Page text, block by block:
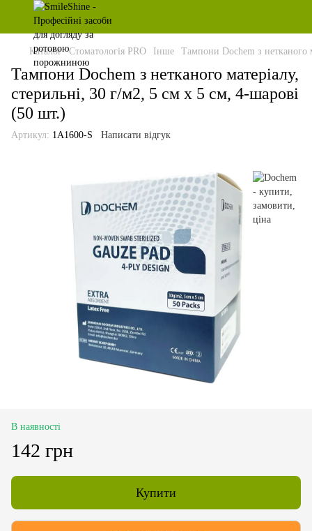
Каталог Стоматологія PRO Інше Тампони Dochem з нетканого
Тампони Dochem з нетканого матеріалу,
стерильні, 30 г/м2, 5 см х 5 см, 4-шарові
(50 шт.)
Артикул: 1А1600-S Написати відгук
В наявності
142 грн
Купити